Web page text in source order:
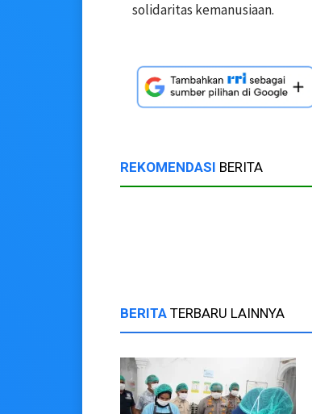
solidaritas kemanusiaan.
REKOMENDASI BERITA
BERITA TERBARU LAINNYA